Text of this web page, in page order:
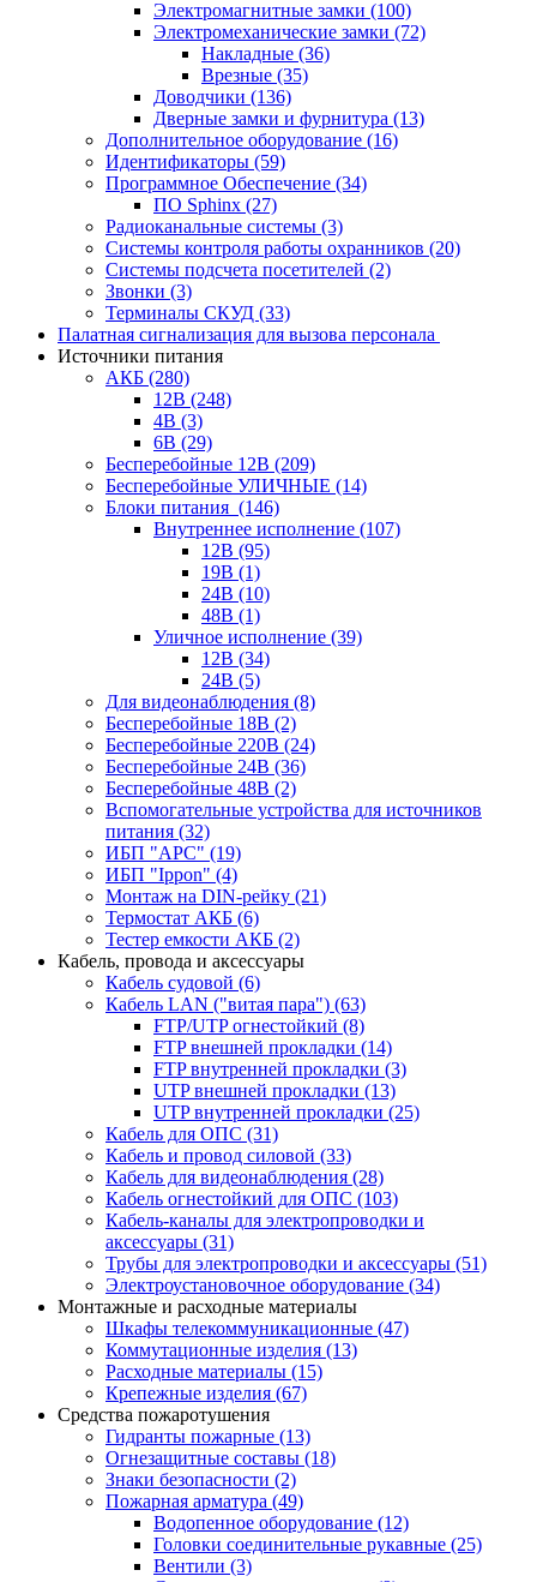
Электромагнитные замки (100)
Электромеханические замки (72)
Накладные (36)
Врезные (35)
Доводчики (136)
Дверные замки и фурнитура (13)
Дополнительное оборудование (16)
Идентификаторы (59)
Программное Обеспечение (34)
ПО Sphinx (27)
Радиоканальные системы (3)
Системы контроля работы охранников (20)
Системы подсчета посетителей (2)
Звонки (3)
Терминалы СКУД (33)
Палатная сигнализация для вызова персонала
Источники питания
АКБ (280)
12В (248)
4В (3)
6В (29)
Бесперебойные 12В (209)
Бесперебойные УЛИЧНЫЕ (14)
Блоки питания (146)
Внутреннее исполнение (107)
12В (95)
19В (1)
24В (10)
48В (1)
Уличное исполнение (39)
12В (34)
24В (5)
Для видеонаблюдения (8)
Бесперебойные 18В (2)
Бесперебойные 220В (24)
Бесперебойные 24В (36)
Бесперебойные 48В (2)
Вспомогательные устройства для источников
питания (32)
ИБП "APC" (19)
ИБП "Ippon" (4)
Монтаж на DIN-рейку (21)
Термостат АКБ (6)
Тестер емкости АКБ (2)
Кабель, провода и аксессуары
Кабель судовой (6)
Кабель LAN ("витая пара") (63)
FTP/UTP огнестойкий (8)
FTP внешней прокладки (14)
FTP внутренней прокладки (3)
UTP внешней прокладки (13)
UTP внутренней прокладки (25)
Кабель для ОПС (31)
Кабель и провод силовой (33)
Кабель для видеонаблюдения (28)
Кабель огнестойкий для ОПС (103)
Кабель-каналы для электропроводки и
аксессуары (31)
Трубы для электропроводки и аксессуары (51)
Электроустановочное оборудование (34)
Монтажные и расходные материалы
Шкафы телекоммуникационные (47)
Коммутационные изделия (13)
Расходные материалы (15)
Крепежные изделия (67)
Средства пожаротушения
Гидранты пожарные (13)
Огнезащитные составы (18)
Знаки безопасности (2)
Пожарная арматура (49)
Водопенное оборудование (12)
Головки соединительные рукавные (25)
Вентили (3)